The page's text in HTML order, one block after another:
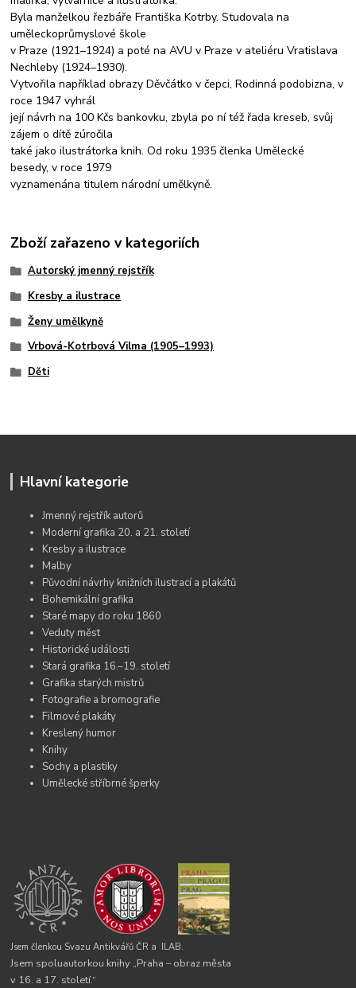
Byla manželkou řezbáře Františka Kotrby. Studovala na
uměleckoprůmyslové škole
v Praze (1921–1924) a poté na AVU v Praze v ateliéru Vratislava
Nechleby (1924–1930).
Vytvořila například obrazy Děvčátko v čepci, Rodinná podobizna, v
roce 1947 vyhrál
její návrh na 100 Kčs bankovku, zbyla po ní též řada kreseb, svůj
zájem o dítě zúročila
také jako ilustrátorka knih. Od roku 1935 členka Umělecké
besedy, v roce 1979
vyznamenána titulem národní umělkyně.
Zboží zařazeno v kategoriích
Autorský jmenný rejstřík
Kresby a ilustrace
Ženy umělkyně
Vrbová-Kotrbová Vilma (1905–1993)
Děti
Hlavní kategorie
Jmenný rejstřík autorů
Moderní grafika 20. a 21. století
Kresby a ilustrace
Malby
Původní návrhy knižních ilustrací a plakátů
Bohemikální grafika
Staré mapy do roku 1860
Veduty měst
Historické události
Stará grafika 16.–19. století
Grafika starých mistrů
Fotografie a bromografie
Filmové plakáty
Kreslený humor
Knihy
Sochy a plastiky
Umělecké stříbrné šperky
Jsem členkou Svazu Antikvářů ČR a ILAB.
Jsem spoluautorkou knihy „Praha – obraz města
v 16. a 17. století.“